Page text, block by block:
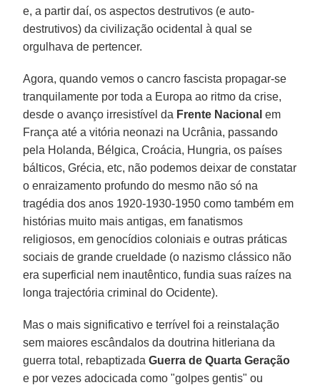
e, a partir daí, os aspectos destrutivos (e auto-
destrutivos) da civilização ocidental à qual se
orgulhava de pertencer.
Agora, quando vemos o cancro fascista propagar-se
tranquilamente por toda a Europa ao ritmo da crise,
desde o avanço irresistível da Frente Nacional em
França até a vitória neonazi na Ucrânia, passando
pela Holanda, Bélgica, Croácia, Hungria, os países
bálticos, Grécia, etc, não podemos deixar de constatar
o enraizamento profundo do mesmo não só na
tragédia dos anos 1920-1930-1950 como também em
histórias muito mais antigas, em fanatismos
religiosos, em genocídios coloniais e outras práticas
sociais de grande crueldade (o nazismo clássico não
era superficial nem inautêntico, fundia suas raízes na
longa trajectória criminal do Ocidente).
Mas o mais significativo e terrível foi a reinstalação
sem maiores escândalos da doutrina hitleriana da
guerra total, rebaptizada Guerra de Quarta Geração
e por vezes adocicada como "golpes gentis" ou